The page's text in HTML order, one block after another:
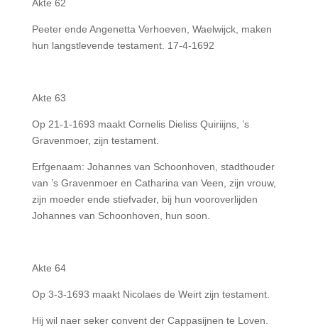
Akte 62
Peeter ende Angenetta Verhoeven, Waelwijck, maken
hun langstlevende testament. 17-4-1692
Akte 63
Op 21-1-1693 maakt Cornelis Dieliss Quiriijns, ’s
Gravenmoer, zijn testament.
Erfgenaam: Johannes van Schoonhoven, stadthouder
van ’s Gravenmoer en Catharina van Veen, zijn vrouw,
zijn moeder ende stiefvader, bij hun vooroverlijden
Johannes van Schoonhoven, hun soon.
Akte 64
Op 3-3-1693 maakt Nicolaes de Weirt zijn testament.
Hij wil naer seker convent der Cappasijnen te Loven.